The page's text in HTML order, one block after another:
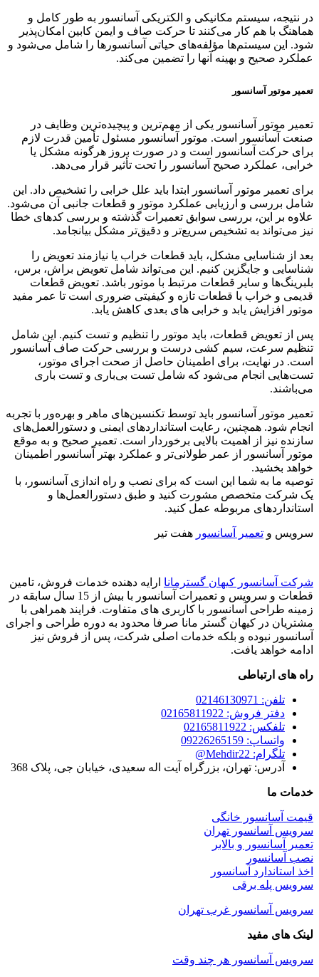
در نتیجه، سیستم مکانیکی و الکتریکی آسانسور به طور کامل و
هماهنگ با هم کار می‌کنند تا حرکت صاف و ایمن کابین امکان‌پذیر
شود. این سیستم‌ها مؤلفه‌های حیاتی آسانسورها را شامل می‌شود و
عملکرد صحیح و بهینه آنها را تضمین می‌کند.
تعمیر موتور آسانسور
تعمیر موتور آسانسور یکی از مهم‌ترین و پیچیده‌ترین وظایف در
صنعت آسانسور است. موتور آسانسور مسئول تأمین قدرت لازم
برای حرکت آسانسور است و در صورت بروز هرگونه مشکل یا
خرابی، عملکرد صحیح آسانسور را تحت تأثیر قرار می‌دهد.
برای تعمیر موتور آسانسور ابتدا باید علل خرابی را تشخیص داد. این
شامل بررسی و ارزیابی عملکرد موتور و قطعات جانبی آن می‌شود.
علاوه بر این، بررسی سوابق تعمیرات گذشته و بررسی کدهای خطا
نیز می‌تواند به تشخیص سریع‌تر و دقیق‌تر مشکل بیانجامد.
بعد از شناسایی مشکل، باید قطعات خراب یا نیازمند تعویض را
شناسایی و جایگزین کنیم. این می‌تواند شامل تعویض براش، برس،
بلبرینگ‌ها و سایر قطعات مرتبط با موتور باشد. تعویض قطعات
قدیمی و خراب با قطعات تازه و کیفیتی ضروری است تا عمر مفید
موتور افزایش یابد و خرابی های بعدی کاهش یابد.
پس از تعویض قطعات، باید موتور را تنظیم و تست کنیم. این شامل
تنظیم سرعت، سیم کشی درست و بررسی حرکت صاف آسانسور
است. در نهایت، برای اطمینان حاصل از صحت اجرای موتور،
تست‌هایی انجام می‌شود که شامل تست بی‌باری و تست باری
می‌باشند.
تعمیر موتور آسانسور باید توسط تکنسین‌های ماهر و بهره‌ور با تجربه
انجام شود. همچنین، رعایت استانداردهای ایمنی و دستورالعمل‌های
سازنده نیز از اهمیت بالایی برخوردار است. تعمیر صحیح و به موقع
موتور آسانسور از عمر طولانی‌تر و عملکرد بهتر آسانسور اطمینان
خواهد بخشید.
توصیه ما به شما این است که برای نصب و راه اندازی آسانسور، با
یک شرکت متخصص مشورت کنید و طبق دستورالعمل‌ها و
استانداردهای مربوطه عمل کنید.
سرویس و تعمیر آسانسور هفت تیر
شرکت آسانسور کیهان گسترمانا ارایه دهنده خدمات فروش، تامین
قطعات و سرویس و تعمیرات آسانسور با بیش از 15 سال سابقه در
زمینه طراحی آسانسور با کاربری های متفاوت. فرایند همراهی با
مشتریان در کیهان گستر مانا صرفا محدود به دوره طراحی و اجرای
آسانسور نبوده و بلکه خدمات اصلی شرکت، پس از فروش نیز
ادامه خواهد یافت.
راه های ارتباطی
تلفن: 02146130971
دفتر فروش: 02165811922
تلفکس: 02165811922
واتساپ: 09226265159
تلگرام: Mehdir22@
آدرس: تهران، بزرگراه آیت اله سعیدی، خیابان جی، پلاک 368
خدمات ما
قیمت آسانسور خانگی
سرویس آسانسور تهران
تعمیر آسانسور و بالابر
نصب آسانسور
اخذ استاندارد آسانسور
سرویس پله برقی
سرویس آسانسور غرب تهران
لینک های مفید
سرویس آسانسور هر چند وقت